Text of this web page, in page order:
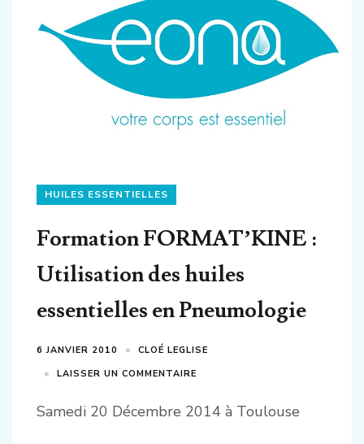
HUILES ESSENTIELLES
Formation FORMAT’KINE :
Utilisation des huiles
essentielles en Pneumologie
6 JANVIER 2010
CLOÉ LEGLISE
LAISSER UN COMMENTAIRE
Samedi 20 Décembre 2014 à Toulouse